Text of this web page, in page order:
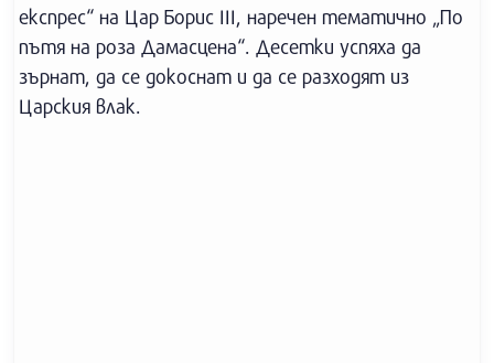
експрес“ на Цар Борис III, наречен тематично „По
пътя на роза Дамасцена“. Десетки успяха да
зърнат, да се докоснат и да се разходят из
Царския влак.